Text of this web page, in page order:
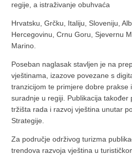
regije, a istraživanje obuhvaća
Hrvatsku, Grčku, Italiju, Sloveniju,
Hercegovinu, Crnu Goru, Sjevernu
Marino.
Poseban naglasak stavljen je na
vještinama, izazove povezane s
tranzicijom te primjere dobre prakse
suradnje u regiji. Publikacija također
tržišta rada i razvoj vještina unutar
Strategije.
Za područje održivog turizma
trendova razvoja vještina u